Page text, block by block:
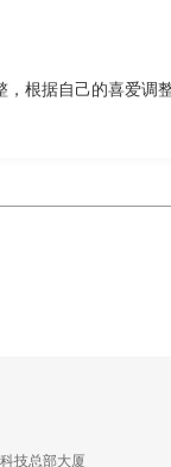
根据自己的喜爱调
技总部大厦